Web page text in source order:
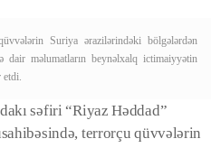
Suriya ərazilərindəki bölgələrdən
dair məlumatların beynəlxalq ictimaiyyətin
etdi.
səfiri “Riyaz Həddad”
terrorçu qüvvələrin